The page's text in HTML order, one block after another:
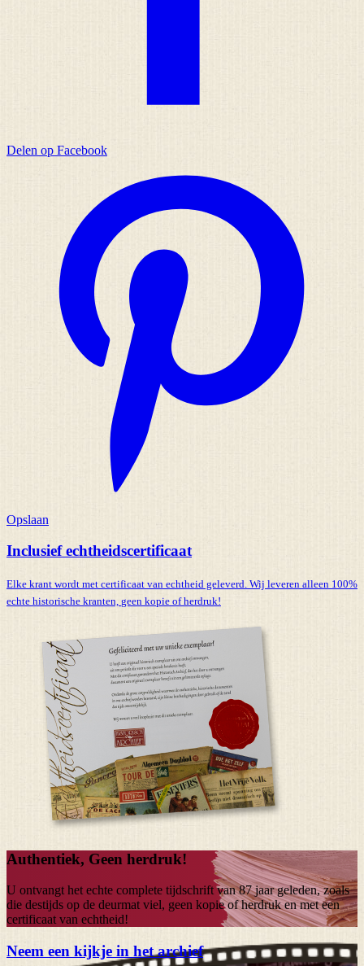
Delen op Facebook
Opslaan
Inclusief echtheidscertificaat
Elke krant wordt met certificaat van echtheid geleverd. Wij leveren alleen 100%
echte historische kranten, geen kopie of herdruk!
Authentiek, Geen herdruk!
U ontvangt het echte complete tijdschrift van87 jaargeleden, zoals
die destijds op de deurmat viel, geen kopie of herdruk en met een
certificaat van echtheid!
Neem een kijkje in het archief